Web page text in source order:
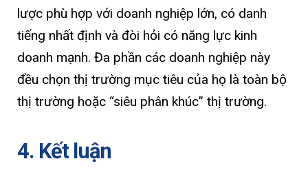
lược phù hợp với doanh nghiệp lớn, có danh
tiếng nhất định và đòi hỏi có năng lực kinh
doanh mạnh. Đa phần các doanh nghiệp này
đều chọn thị trường mục tiêu của họ là toàn bộ
thị trường hoặc “siêu phân khúc” thị trường.
4. Kết luận